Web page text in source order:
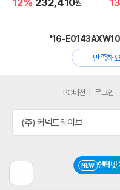
12% 232,410원
'16-
만족해요
전
NEW 인터넷
PC버전 로그인
(주) 커넥트웨이브